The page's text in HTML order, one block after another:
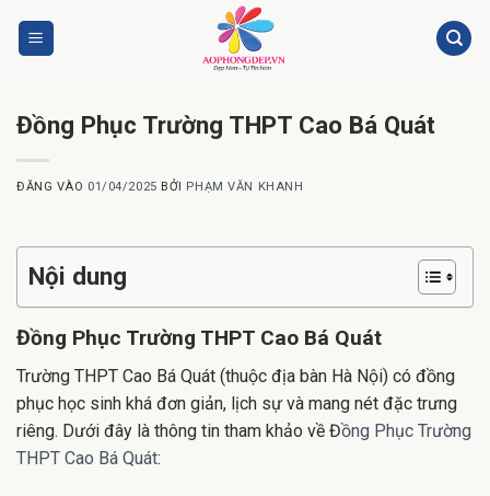
Đồng Phục Trường THPT Cao Bá Quát
ĐĂNG VÀO 01/04/2025 BỞI PHẠM VĂN KHANH
Nội dung
Đồng Phục Trường THPT Cao Bá Quát
Trường THPT Cao Bá Quát (thuộc địa bàn Hà Nội) có đồng
phục học sinh khá đơn giản, lịch sự và mang nét đặc trưng
riêng. Dưới đây là thông tin tham khảo về Đồng Phục Trường
THPT Cao Bá Quát: